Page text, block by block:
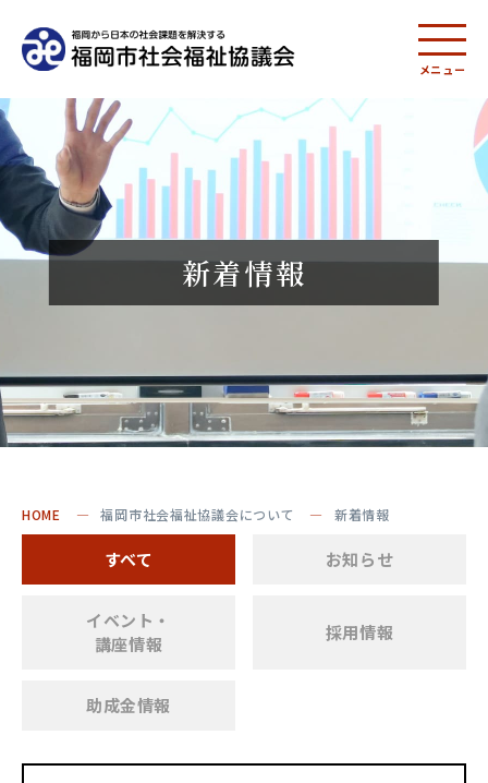
メニュー
新着情報
HOME 福岡市社会福祉協議会について 新着情報
すべて お知らせ
イベント・
講座情報
採用情報
助成金情報